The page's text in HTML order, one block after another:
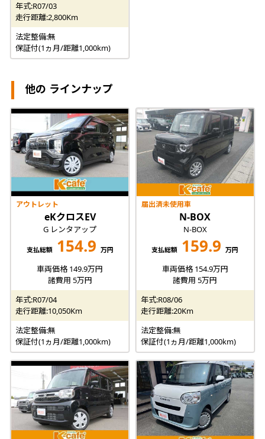
年式:R07/03
走行距離:2,800Km
法定整備:無
保証付(1ヵ月/距離1,000km)
他の ラインナップ
アウトレット
eKクロスEV
G レンタアップ
支払総額 154.9 万円
車両価格 149.9万円
諸費用 5万円
年式:R07/04
走行距離:10,050Km
法定整備:無
保証付(1ヵ月/距離1,000km)
届出済未使用車
N-BOX
N-BOX
支払総額 159.9 万円
車両価格 154.9万円
諸費用 5万円
年式:R08/06
走行距離:20Km
法定整備:無
保証付(1ヵ月/距離1,000km)